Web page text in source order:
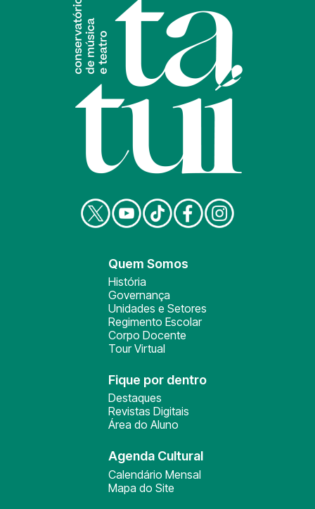
Quem Somos
História
Governança
Unidades e Setores
Regimento Escolar
Corpo Docente
Tour Virtual
Fique por dentro
Destaques
Revistas Digitais
Área do Aluno
Agenda Cultural
Calendário Mensal
Mapa do Site